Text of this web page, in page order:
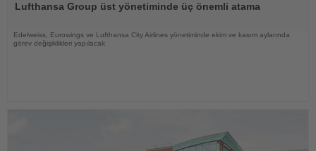
Lufthansa Group üst yönetiminde üç önemli atama
Edelweiss, Eurowings ve Lufthansa City Airlines yönetiminde ekim ve kasım aylarında
görev değişiklikleri yapılacak